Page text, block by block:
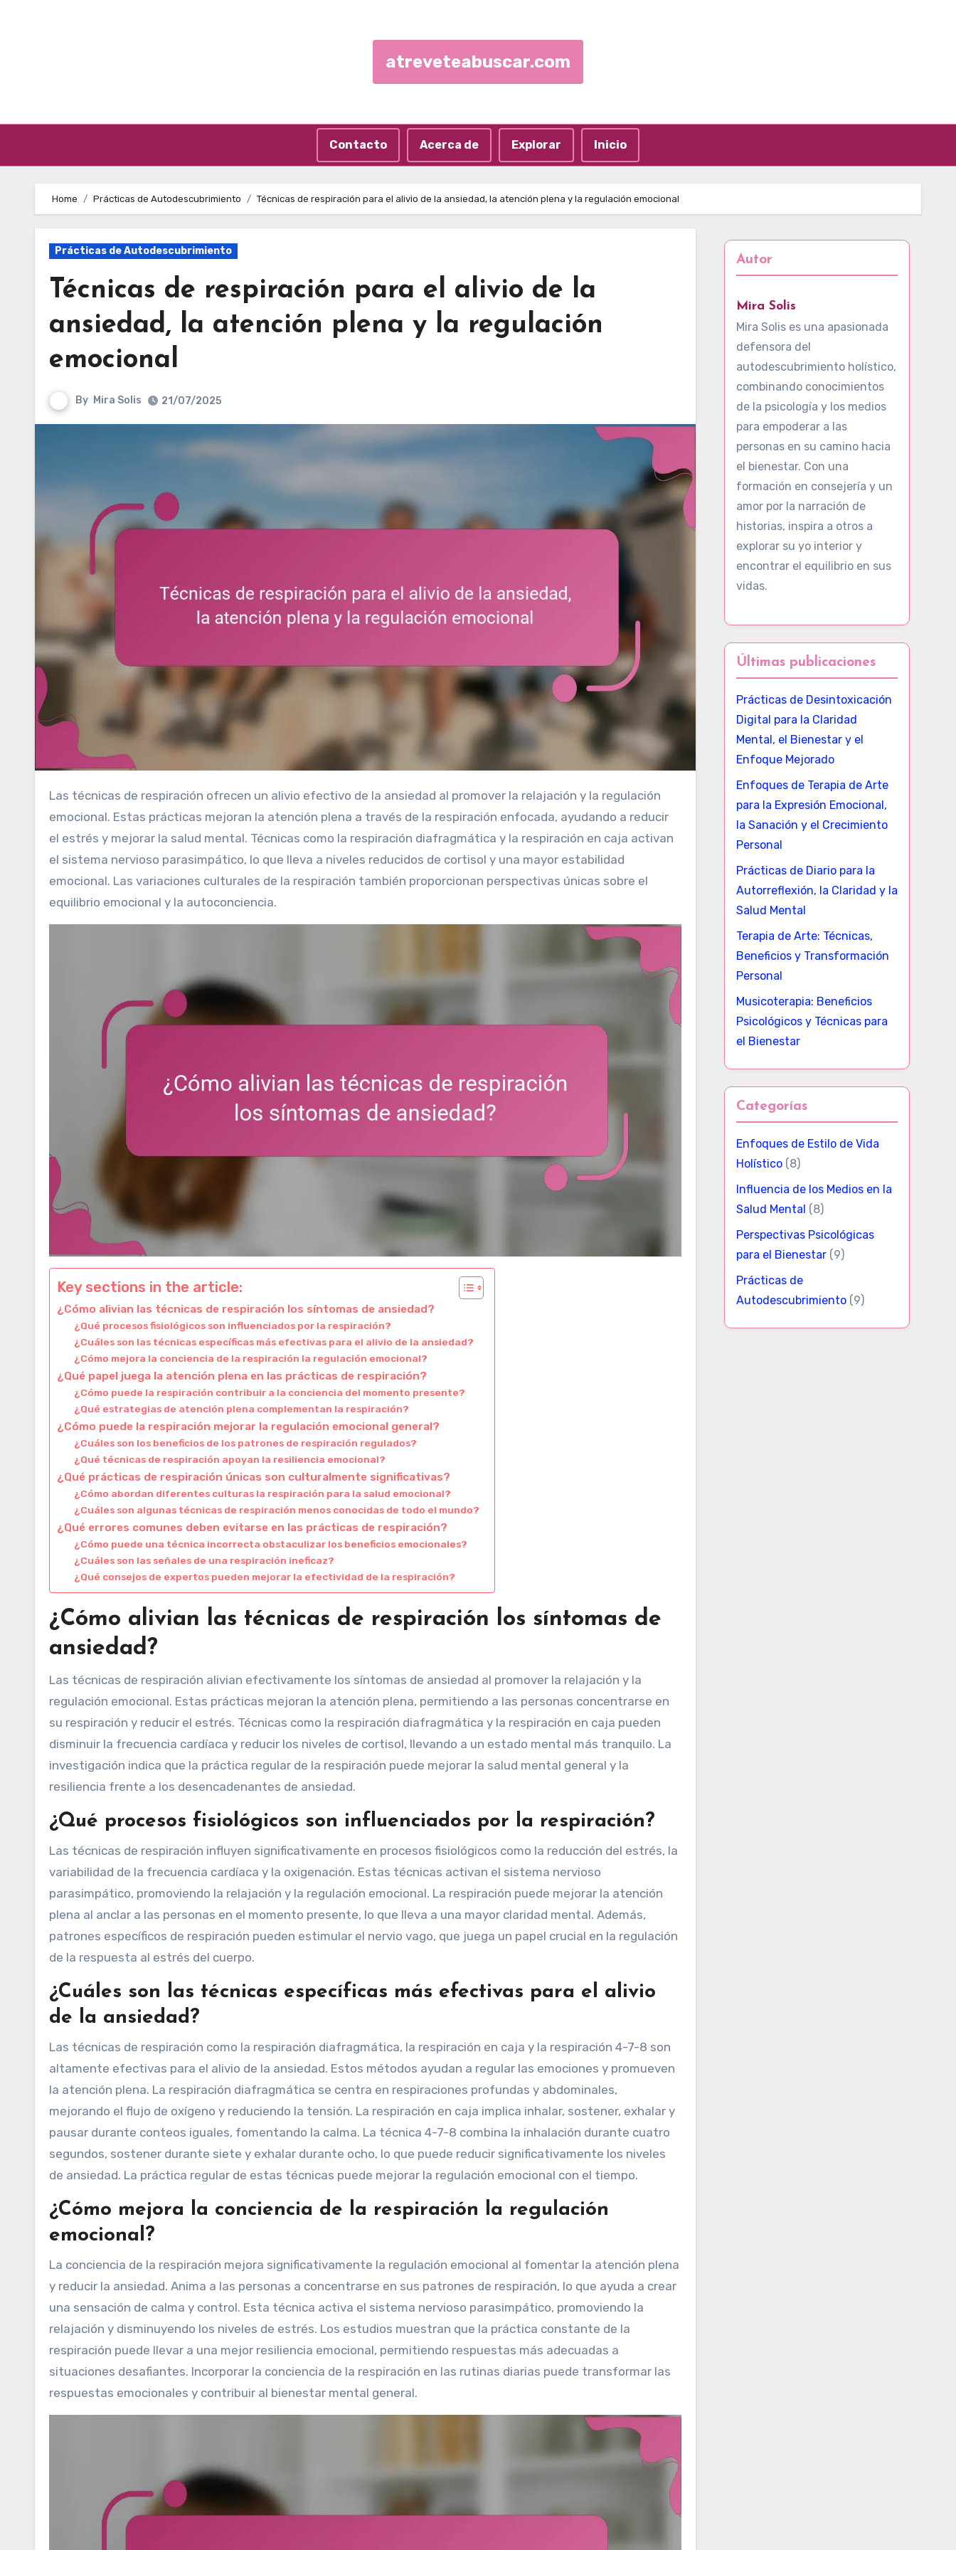
atreveteabuscar.com
Contacto Acerca de Explorar Inicio
Home Prácticas de Autodescubrimiento Técnicas de respiración para el alivio de la ansiedad, la atención plena y la regulación emocional
Prácticas de Autodescubrimiento
Técnicas de respiración para el alivio de la
ansiedad, la atención plena y la regulación
emocional
By Mira Solis 21/07/2025
Las técnicas de respiración ofrecen un alivio efectivo de la ansiedad al promover la relajación y la regulación
emocional. Estas prácticas mejoran la atención plena a través de la respiración enfocada, ayudando a reducir
el estrés y mejorar la salud mental. Técnicas como la respiración diafragmática y la respiración en caja activan
el sistema nervioso parasimpático, lo que lleva a niveles reducidos de cortisol y una mayor estabilidad
emocional. Las variaciones culturales de la respiración también proporcionan perspectivas únicas sobre el
equilibrio emocional y la autoconciencia.
Key sections in the article:
¿Cómo alivian las técnicas de respiración los síntomas de ansiedad?
¿Qué procesos fisiológicos son influenciados por la respiración?
¿Cuáles son las técnicas específicas más efectivas para el alivio de la ansiedad?
¿Cómo mejora la conciencia de la respiración la regulación emocional?
¿Qué papel juega la atención plena en las prácticas de respiración?
¿Cómo puede la respiración contribuir a la conciencia del momento presente?
¿Qué estrategias de atención plena complementan la respiración?
¿Cómo puede la respiración mejorar la regulación emocional general?
¿Cuáles son los beneficios de los patrones de respiración regulados?
¿Qué técnicas de respiración apoyan la resiliencia emocional?
¿Qué prácticas de respiración únicas son culturalmente significativas?
¿Cómo abordan diferentes culturas la respiración para la salud emocional?
¿Cuáles son algunas técnicas de respiración menos conocidas de todo el mundo?
¿Qué errores comunes deben evitarse en las prácticas de respiración?
¿Cómo puede una técnica incorrecta obstaculizar los beneficios emocionales?
¿Cuáles son las señales de una respiración ineficaz?
¿Qué consejos de expertos pueden mejorar la efectividad de la respiración?
¿Cómo alivian las técnicas de respiración los síntomas de
ansiedad?
Las técnicas de respiración alivian efectivamente los síntomas de ansiedad al promover la relajación y la
regulación emocional. Estas prácticas mejoran la atención plena, permitiendo a las personas concentrarse en
su respiración y reducir el estrés. Técnicas como la respiración diafragmática y la respiración en caja pueden
disminuir la frecuencia cardíaca y reducir los niveles de cortisol, llevando a un estado mental más tranquilo. La
investigación indica que la práctica regular de la respiración puede mejorar la salud mental general y la
resiliencia frente a los desencadenantes de ansiedad.
¿Qué procesos fisiológicos son influenciados por la respiración?
Las técnicas de respiración influyen significativamente en procesos fisiológicos como la reducción del estrés, la
variabilidad de la frecuencia cardíaca y la oxigenación. Estas técnicas activan el sistema nervioso
parasimpático, promoviendo la relajación y la regulación emocional. La respiración puede mejorar la atención
plena al anclar a las personas en el momento presente, lo que lleva a una mayor claridad mental. Además,
patrones específicos de respiración pueden estimular el nervio vago, que juega un papel crucial en la regulación
de la respuesta al estrés del cuerpo.
¿Cuáles son las técnicas específicas más efectivas para el alivio
de la ansiedad?
Las técnicas de respiración como la respiración diafragmática, la respiración en caja y la respiración 4-7-8 son
altamente efectivas para el alivio de la ansiedad. Estos métodos ayudan a regular las emociones y promueven
la atención plena. La respiración diafragmática se centra en respiraciones profundas y abdominales,
mejorando el flujo de oxígeno y reduciendo la tensión. La respiración en caja implica inhalar, sostener, exhalar y
pausar durante conteos iguales, fomentando la calma. La técnica 4-7-8 combina la inhalación durante cuatro
segundos, sostener durante siete y exhalar durante ocho, lo que puede reducir significativamente los niveles
de ansiedad. La práctica regular de estas técnicas puede mejorar la regulación emocional con el tiempo.
¿Cómo mejora la conciencia de la respiración la regulación
emocional?
La conciencia de la respiración mejora significativamente la regulación emocional al fomentar la atención plena
y reducir la ansiedad. Anima a las personas a concentrarse en sus patrones de respiración, lo que ayuda a crear
una sensación de calma y control. Esta técnica activa el sistema nervioso parasimpático, promoviendo la
relajación y disminuyendo los niveles de estrés. Los estudios muestran que la práctica constante de la
respiración puede llevar a una mejor resiliencia emocional, permitiendo respuestas más adecuadas a
situaciones desafiantes. Incorporar la conciencia de la respiración en las rutinas diarias puede transformar las
respuestas emocionales y contribuir al bienestar mental general.
Autor
Mira Solis
Mira Solis es una apasionada
defensora del
autodescubrimiento holístico,
combinando conocimientos
de la psicología y los medios
para empoderar a las
personas en su camino hacia
el bienestar. Con una
formación en consejería y un
amor por la narración de
historias, inspira a otros a
explorar su yo interior y
encontrar el equilibrio en sus
vidas.
Últimas publicaciones
Prácticas de Desintoxicación
Digital para la Claridad
Mental, el Bienestar y el
Enfoque Mejorado
Enfoques de Terapia de Arte
para la Expresión Emocional,
la Sanación y el Crecimiento
Personal
Prácticas de Diario para la
Autorreflexión, la Claridad y la
Salud Mental
Terapia de Arte: Técnicas,
Beneficios y Transformación
Personal
Musicoterapia: Beneficios
Psicológicos y Técnicas para
el Bienestar
Categorías
Enfoques de Estilo de Vida
Holístico(8)
Influencia de los Medios en la
Salud Mental (8)
Perspectivas Psicológicas
para el Bienestar(9)
Prácticas de
Autodescubrimiento(9)